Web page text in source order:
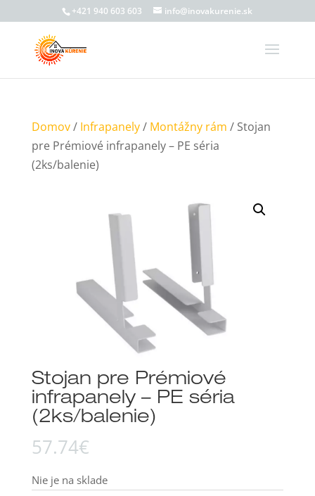
+421 940 603 603 info@inovakurenie.sk
Domov/ Infrapanely/ Montážny rám / Stojan
pre Prémiové infrapanely – PE séria
(2ks/balenie)
Stojan pre Prémiové
infrapanely – PE séria
(2ks/balenie)
57.74€
Nie je na sklade